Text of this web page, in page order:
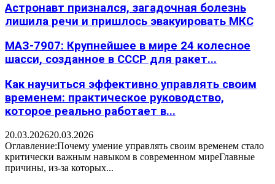
Астронавт признался, загадочная болезнь
лишила речи и пришлось эвакуировать МКС
МАЗ-7907: Крупнейшее в мире 24 колесное
шасси, созданное в СССР для ракет...
Как научиться эффективно управлять своим
временем: практическое руководство,
которое реально работает в...
20.03.202620.03.2026
Оглавление:Почему умение управлять своим временем стало
критически важным навыком в современном миреГлавные
причины, из-за которых...